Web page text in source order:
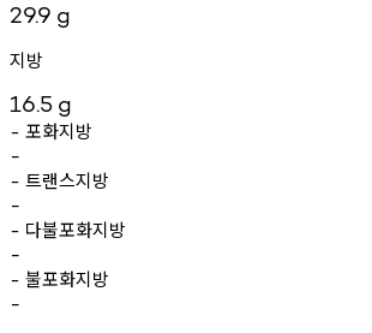
29.9 g
지방
16.5 g
- 포화지방
-
- 트랜스지방
-
- 다불포화지방
-
- 불포화지방
-